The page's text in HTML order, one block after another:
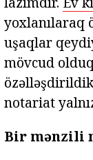
yoxlanılaraq
uşaqlar
mövcud
notariat
Bir mənzili